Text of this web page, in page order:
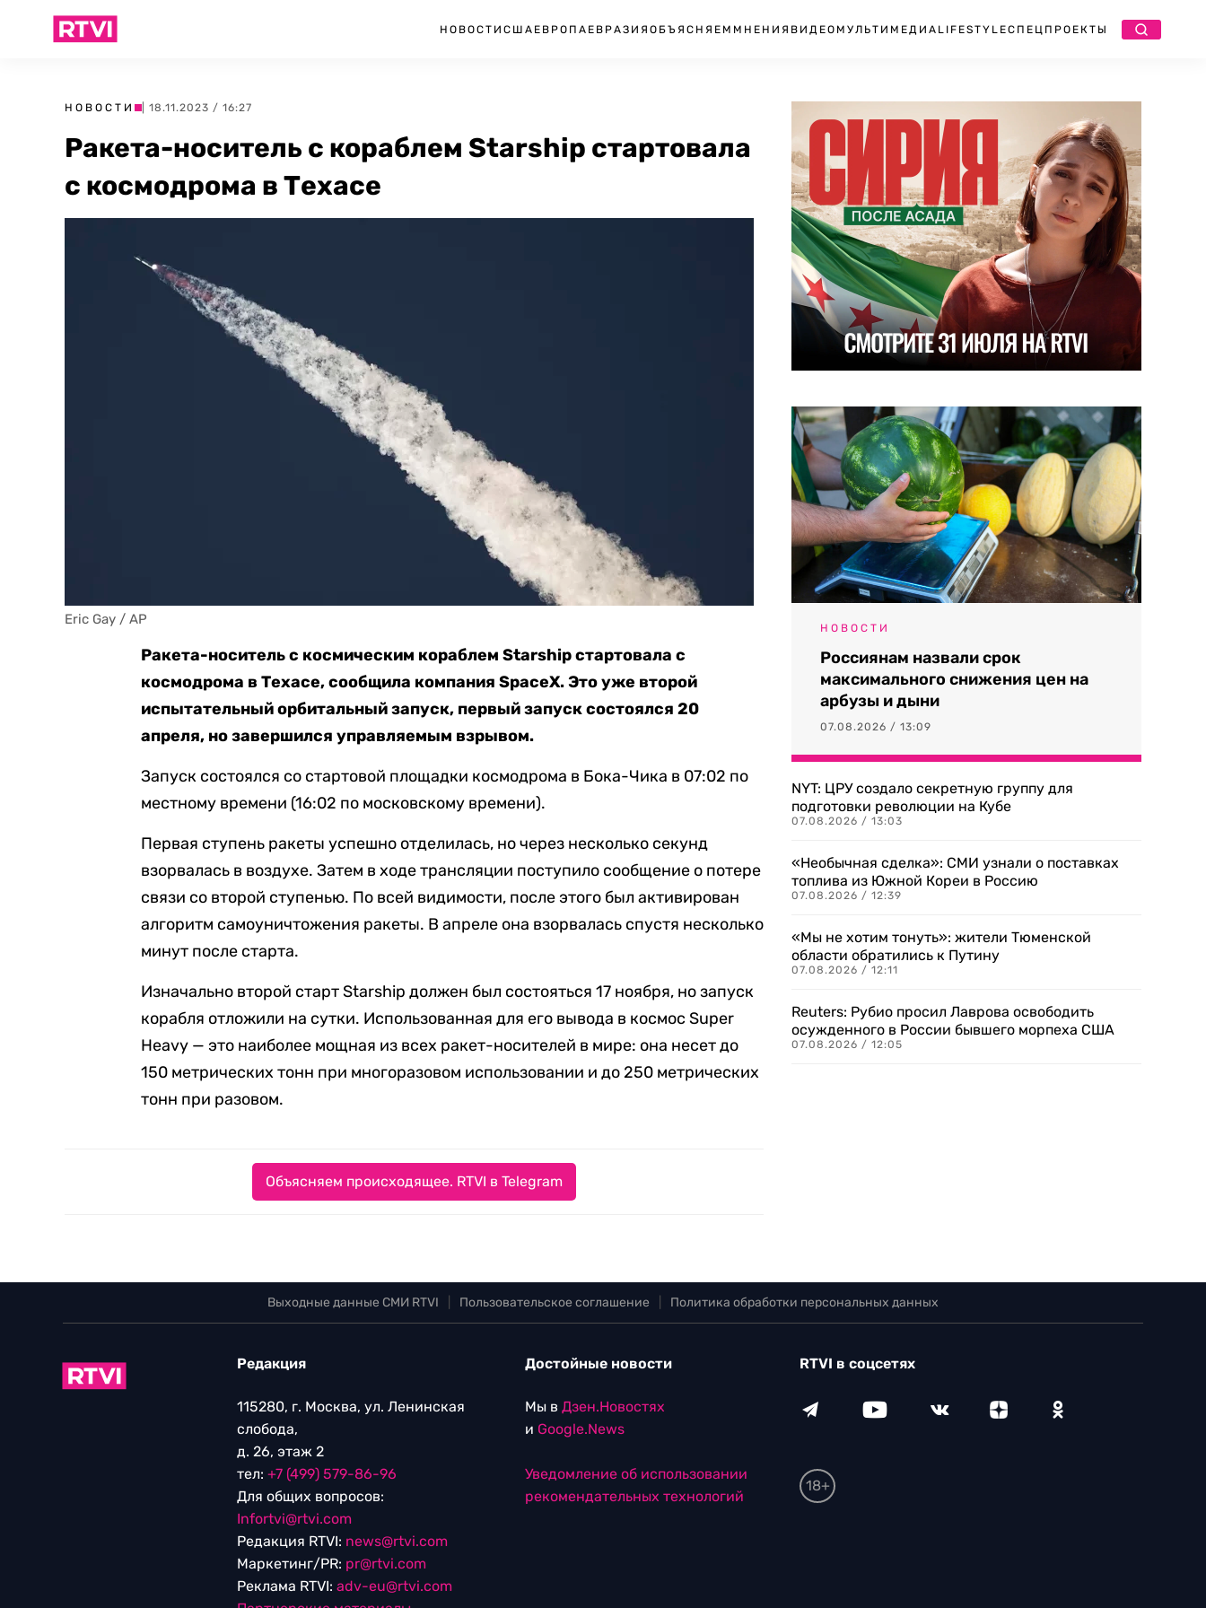
НОВОСТИ США ЕВРОПА ЕВРАЗИЯ ОБЪЯСНЯЕМ МНЕНИЯ ВИДЕО МУЛЬТИМЕДИА LIFESTYLEСПЕЦПРОЕКТЫ
НОВОСТИ | 18.11.2023 / 16:27
Ракета-носитель с кораблем Starship стартовала
с космодрома в Техасе
Eric Gay / AP
Ракета-носитель с космическим кораблем Starship стартовала с
космодрома в Техасе, сообщила компания SpaceX. Это уже второй
испытательный орбитальный запуск, первый запуск состоялся 20
апреля, но завершился управляемым взрывом.
Запуск состоялся со стартовой площадки космодрома в Бока-Чика в 07:02 по
местному времени (16:02 по московскому времени).
Первая ступень ракеты успешно отделилась, но через несколько секунд
взорвалась в воздухе. Затем в ходе трансляции поступило сообщение о потере
связи со второй ступенью. По всей видимости, после этого был активирован
алгоритм самоуничтожения ракеты. В апреле она взорвалась спустя несколько
минут после старта.
Изначально второй старт Starship должен был состояться 17 ноября, но запуск
корабля отложили на сутки. Использованная для его вывода в космос Super
Heavy — это наиболее мощная из всех ракет-носителей в мире: она несет до
150 метрических тонн при многоразовом использовании и до 250 метрических
тонн при разовом.
Объясняем происходящее. RTVI в Telegram
НОВОСТИ
Россиянам назвали срок
максимального снижения цен на
арбузы и дыни
07.08.2026 / 13:09
NYT: ЦРУ создало секретную группу для
подготовки революции на Кубе
07.08.2026 / 13:03
«Необычная сделка»: СМИ узнали о поставках
топлива из Южной Кореи в Россию
07.08.2026 / 12:39
«Мы не хотим тонуть»: жители Тюменской
области обратились к Путину
07.08.2026 / 12:11
Reuters: Рубио просил Лаврова освободить
осужденного в России бывшего морпеха США
07.08.2026 / 12:05
Выходные данные СМИ RTVI Пользовательское соглашение Политика обработки персональных данных
Редакция
115280, г. Москва, ул. Ленинская
слобода,
д. 26, этаж 2
тел: +7 (499) 579-86-96
Для общих вопросов:
Infortvi@rtvi.com
Редакция RTVI: news@rtvi.com
Маркетинг/PR: pr@rtvi.com
Реклама RTVI: adv-eu@rtvi.com
Достойные новости
Мы в Дзен.Новостях
и Google.News
Уведомление об использовании
рекомендательных технологий
RTVI в соцсетях
18+